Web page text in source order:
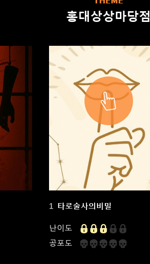
홍대상상마당점
1 타로술사의비밀
난이도
공포도